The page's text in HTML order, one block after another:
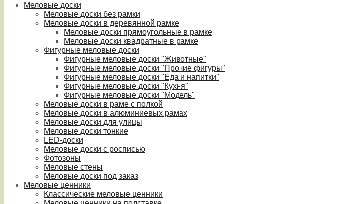
Меловые доски
Меловые доски без рамки
Меловые доски в деревянной рамке
Меловые доски прямоугольные в рамке
Меловые доски квадратные в рамке
Фигурные меловые доски
Фигурные меловые доски "Животные"
Фигурные меловые доски "Прочие фигуры"
Фигурные меловые доски "Еда и напитки"
Фигурные меловые доски "Кухня"
Фигурные меловые доски "Модель"
Меловые доски в раме с полкой
Меловые доски в алюминиевых рамах
Меловые доски для улицы
Меловые доски тонкие
LED-доски
Меловые доски с росписью
Фотозоны
Меловые стены
Меловые доски под заказ
Меловые ценники
Классические меловые ценники